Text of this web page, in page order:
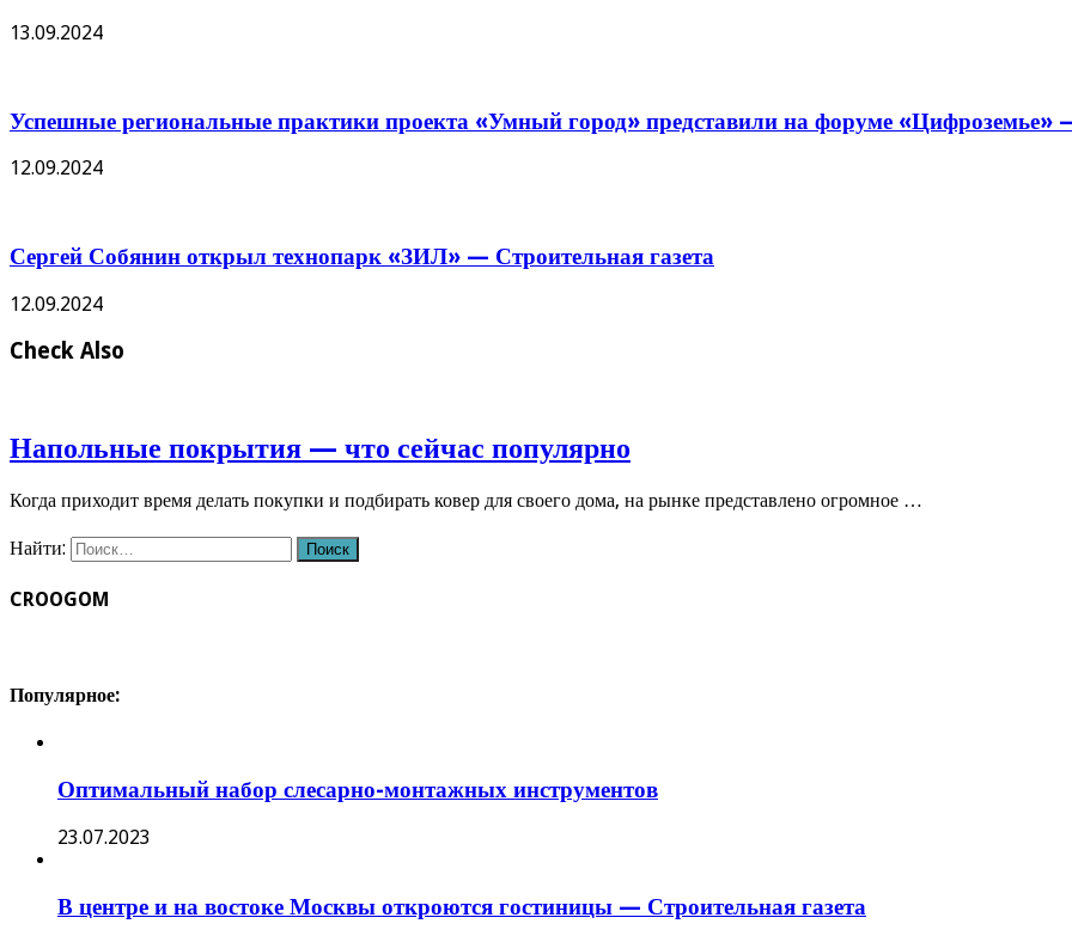
13.09.2024
Успешные региональные практики проекта «Умный город» представили на форуме «Цифроземье»
12.09.2024
Сергей Собянин открыл технопарк «ЗИЛ» — Строительная газета
12.09.2024
Check Also
Напольные покрытия — что сейчас популярно
Когда приходит время делать покупки и подбирать ковер для своего дома, на рынке представлено огромное …
Найти:
CROOGOM
Популярное:
Оптимальный набор слесарно-монтажных инструментов
23.07.2023
В центре и на востоке Москвы откроются гостиницы — Строительная газета